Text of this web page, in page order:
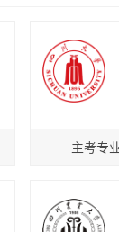
主考专